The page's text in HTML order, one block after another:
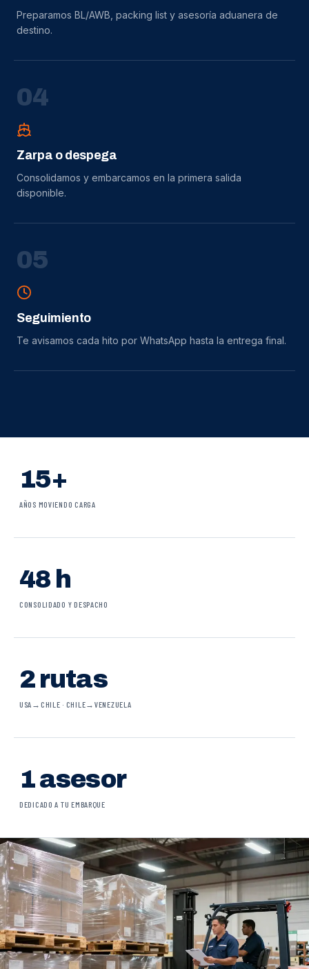
Preparamos BL/AWB, packing list y asesoría aduanera de
destino.
04
Zarpa o despega
Consolidamos y embarcamos en la primera salida
disponible.
05
Seguimiento
Te avisamos cada hito por WhatsApp hasta la entrega final.
15+
AÑOS MOVIENDO CARGA
48 h
CONSOLIDADO Y DESPACHO
2 rutas
USA→CHILE · CHILE→VENEZUELA
1 asesor
DEDICADO A TU EMBARQUE